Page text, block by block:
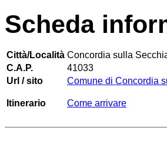
Scheda
Città/Località Concordia sulla
C.A.P.
41033
Url / sito
Comune di Concordia
Itinerario Come arrivare